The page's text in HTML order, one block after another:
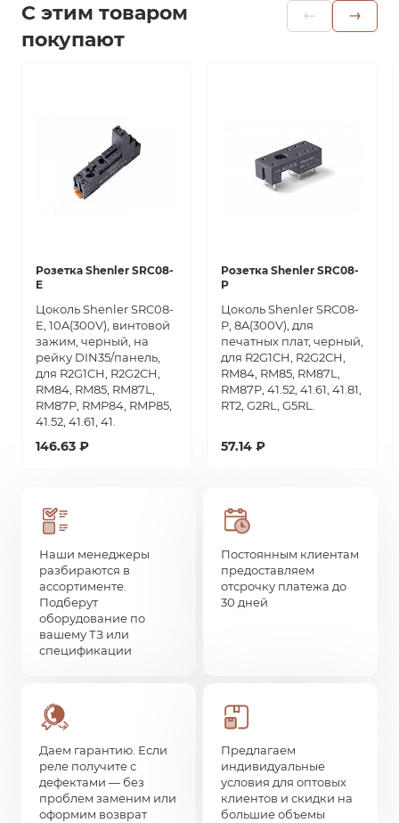
С этим товаром
покупают
Розетка Shenler SRC08-
E
Цоколь Shenler SRC08-
E, 10A(300V), винтовой
зажим, черный, на
рейку DIN35/панель,
для R2G1CH, R2G2CH,
RM84, RM85, RM87L,
RM87P, RMP84, RMP85,
41.52, 41.61, 41.
146.63 ₽
Розетка Shenler SRC08-
P
Цоколь Shenler SRC08-
P, 8A(300V), для
печатных плат, черный,
для R2G1CH, R2G2CH,
RM84, RM85, RM87L,
RM87P, 41.52, 41.61, 41.81,
RT2, G2RL, G5RL.
57.14 ₽
Наши менеджеры
разбираются в
ассортименте.
Подберут
оборудование по
вашему ТЗ или
спецификации
Постоянным клиентам
предоставляем
отсрочку платежа до
30 дней
Даем гарантию. Если
реле получите с
дефектами — без
проблем заменим или
оформим возврат
Предлагаем
индивидуальные
условия для оптовых
клиентов и скидки на
большие объемы